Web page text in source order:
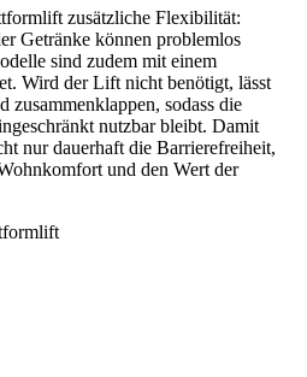
zusätzliche Flexibilität:
Getränke können problemlos
sind zudem mit einem
Wird der Lift nicht benötigt, lässt
zusammenklappen, sodass die
nutzbar bleibt. Damit
nur dauerhaft die Barrierefreiheit,
und den Wert der